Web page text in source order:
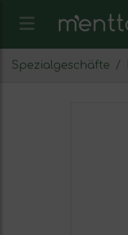
Spezialgeschäfte